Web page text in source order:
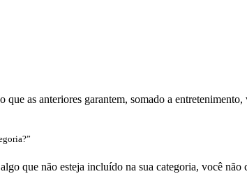
as anteriores garantem, somado a
que não esteja incluído na sua categoria, você não